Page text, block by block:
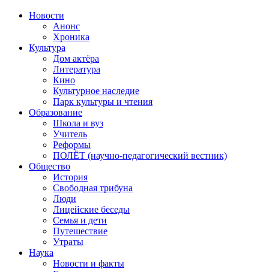
Новости
Анонс
Хроника
Культура
Дом актёра
Литература
Кино
Культурное наследие
Парк культуры и чтения
Образование
Школа и вуз
Учитель
Реформы
ПОЛЁТ (научно-педагогический вестник)
Общество
История
Свободная трибуна
Люди
Лицейские беседы
Семья и дети
Путешествие
Утраты
Наука
Новости и факты